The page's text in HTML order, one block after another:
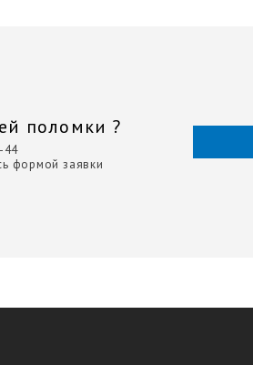
поломки ?
44
формой заявки